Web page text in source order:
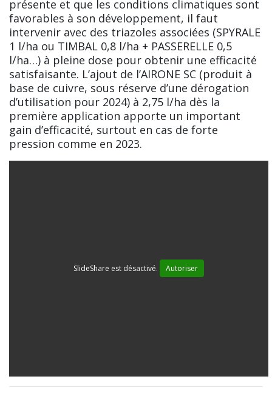
présente et que les conditions climatiques sont
favorables à son développement, il faut
intervenir avec des triazoles associées (SPYRALE
1 l/ha ou TIMBAL 0,8 l/ha + PASSERELLE 0,5
l/ha…) à pleine dose pour obtenir une efficacité
satisfaisante. L’ajout de l’AIRONE SC (produit à
base de cuivre, sous réserve d’une dérogation
d’utilisation pour 2024) à 2,75 l/ha dès la
première application apporte un important
gain d’efficacité, surtout en cas de forte
pression comme en 2023.
SlideShare est désactivé. Autoriser